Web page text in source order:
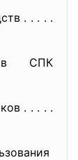
. . . . .
СПК
. . . . .